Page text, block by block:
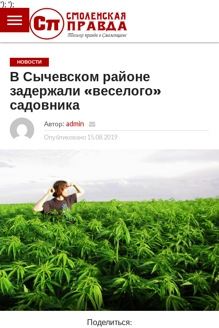
');
ГЛАВНАЯ
НОВОСТИ
ПРОИСШЕСТВИЯ
ПОЛИТИКА
КУЛЬТУРА
ЭКОНОМИКА
ОБЩЕСТВО
БЛОГИ
НОВОСТИ
В Сычевском районе
задержали «веселого»
садовника
Автор: admin
Опубликовано 15.08.2019
Поделиться:
');